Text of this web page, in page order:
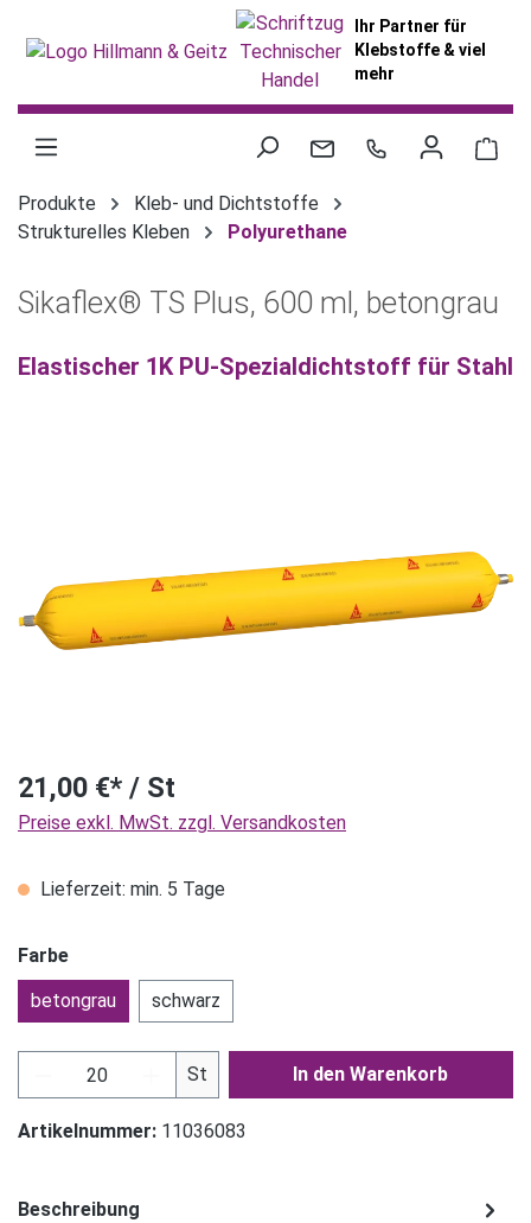
Ihr Partner für
Klebstoffe & viel
mehr
Produkte
Kleb- und Dichtstoffe
Strukturelles Kleben
Polyurethane
Sikaflex® TS Plus, 600 ml, betongrau
Elastischer 1K PU-Spezialdichtstoff für Stahl
21,00 €* / St
Preise exkl. MwSt. zzgl. Versandkosten
Lieferzeit: min. 5 Tage
Farbe
betongrau
schwarz
Produkt Anzahl: Gib den gewünschten Wert
St In den Warenkorb
Artikelnummer: 11036083
Beschreibung